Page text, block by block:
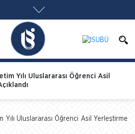
Yılı Uluslararası Öğrenci Asil
Uluslararası Öğrenci Asil Yerleştirme